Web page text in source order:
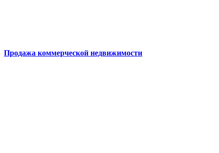
Продажа коммерческой недвижимости